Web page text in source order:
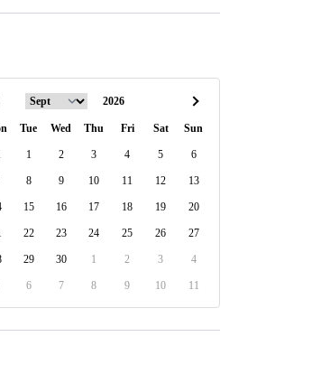
Tue Wed Thu Fri Sat Sun
1 2 3 4 5 6
8 9 10 11 12 13
15 16 17 18 19 20
22 23 24 25 26 27
29 30 1 2 3 4
6 7 8 9 10 11